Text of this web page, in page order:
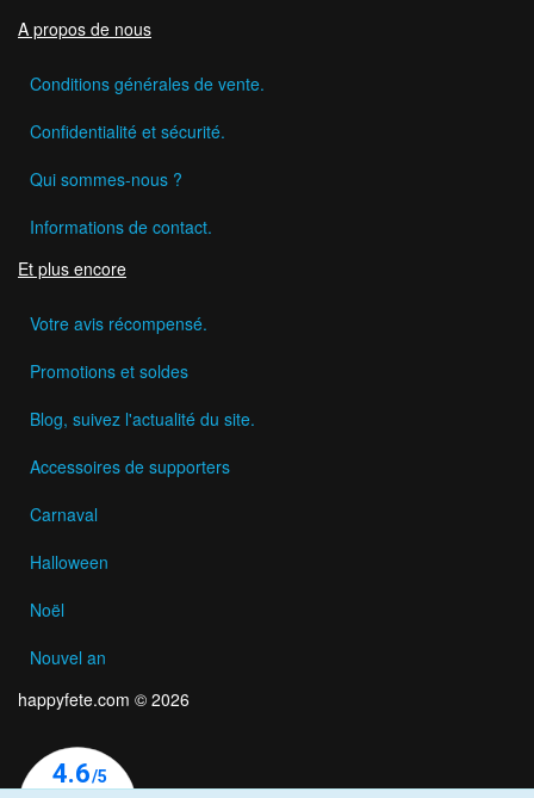
A propos de nous
Conditions générales de vente.
Confidentialité et sécurité.
Qui sommes-nous ?
Informations de contact.
Et plus encore
Votre avis récompensé.
Promotions et soldes
Blog, suivez l'actualité du site.
Accessoires de supporters
Carnaval
Halloween
Noël
Nouvel an
happyfete.com © 2026